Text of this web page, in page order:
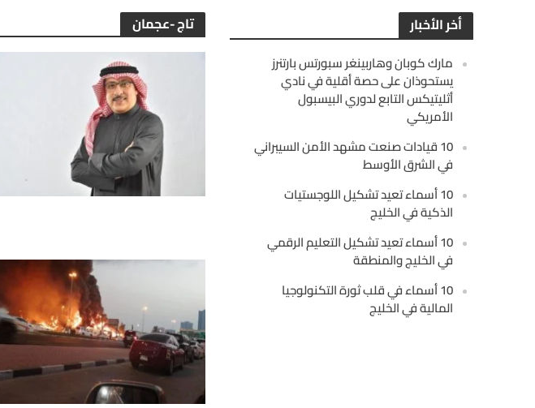
تاج -عجمان أخر الأخبار
مارك كوبان وهاربينغر سبورتس بارتنرز
يستحوذان على حصة أقلية في نادي
أثليتيكس التابع لدوري البيسبول
الأمريكي
10 قيادات صنعت مشهد الأمن السيبراني
في الشرق الأوسط
10 أسماء تعيد تشكيل اللوجستيات
الذكية في الخليج
10 أسماء تعيد تشكيل التعليم الرقمي
في الخليج والمنطقة
10 أسماء في قلب ثورة التكنولوجيا
المالية في الخليج